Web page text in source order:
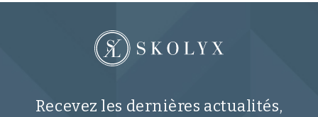
Recevez les dernières actualités,